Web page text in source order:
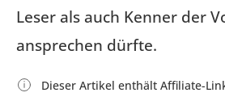
Leser als auch Kenner der
ansprechen dürfte.
Dieser Artikel enthält Affiliate-